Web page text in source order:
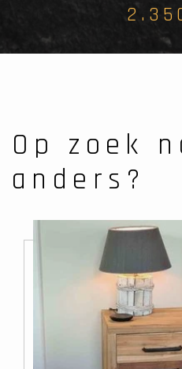
Op zoek
anders?